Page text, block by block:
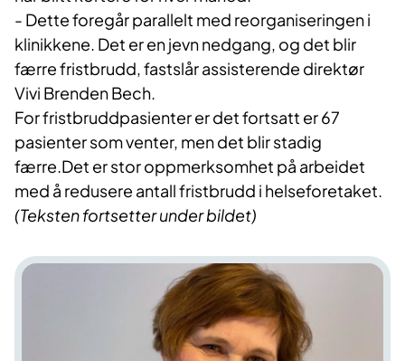
- Dette foregår parallelt med reorganiseringen i
klinikkene. Det er en jevn nedgang, og det blir
færre fristbrudd, fastslår assisterende direktør
Vivi Brenden Bech.
For fristbruddpasienter er det fortsatt er 67
pasienter som venter, men det blir stadig
færre.Det er stor oppmerksomhet på arbeidet
med å redusere antall fristbrudd i helseforetaket.
(Teksten fortsetter under bildet)